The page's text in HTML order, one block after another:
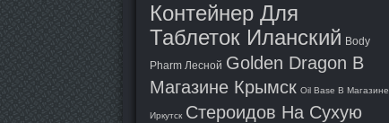
Контейнер Для
Таблеток Иланский Body
Pharm Лесной Golden Dragon В
Магазине Крымск Oil Base В Магазине
Иркутск Стероидов На Сухую